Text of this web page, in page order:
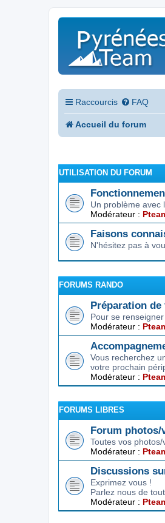
Raccourcis FAQ
Accueil du forum
UTILISATION DU FORUM
Un problème avec
Modérateur :
Faisons
N'hésitez pas à
FORUMS RANDO
Préparation
Pour se
Modérateur :
Vous recherchez
votre prochain
Modérateur :
FORUMS LIBRES
Forum photos/
Toutes vos
Modérateur :
Discussions
Exprimez vous !
Parlez nous de
Modérateur :